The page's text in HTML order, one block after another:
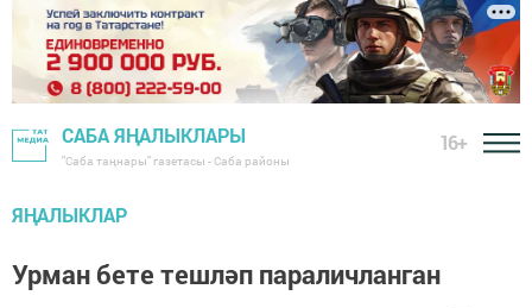
САБА ЯҢАЛЫКЛАРЫ
"Саба таңнары" газетасы - Саба районы
16+
ЯҢАЛЫКЛАР
Урман бете тешләп параличланган